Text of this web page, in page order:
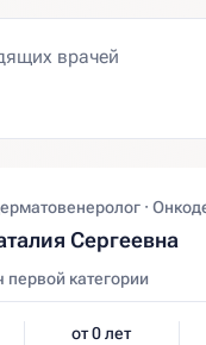
·
Сергеевна
первой категории
от 0 лет